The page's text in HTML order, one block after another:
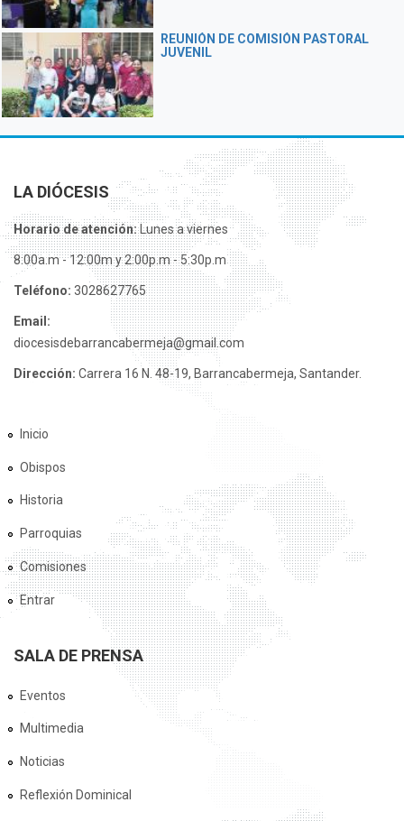
REUNIÓN DE COMISIÓN PASTORAL
JUVENIL
LA DIÓCESIS
Horario de atención:Lunes a viernes
8:00a.m - 12:00m y 2:00p.m - 5:30p.m
Teléfono: 3028627765
Email:
diocesisdebarrancabermeja@gmail.com
Dirección: Carrera 16 N. 48-19, Barrancabermeja, Santander.
Inicio
Obispos
Historia
Parroquias
Comisiones
Entrar
SALA DE PRENSA
Eventos
Multimedia
Noticias
Reflexión Dominical